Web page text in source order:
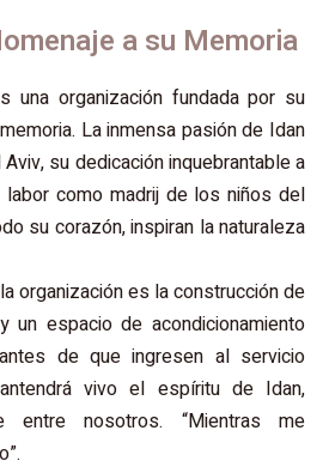
a su Memoria
una organización fundada por su
La inmensa pasión de Idan
su dedicación inquebrantable a
labor como madrij de los niños del
su corazón, inspiran la naturaleza
organización es la construcción de
espacio de acondicionamiento
de que ingresen al servicio
vivo el espíritu de Idan,
entre nosotros. “Mientras me